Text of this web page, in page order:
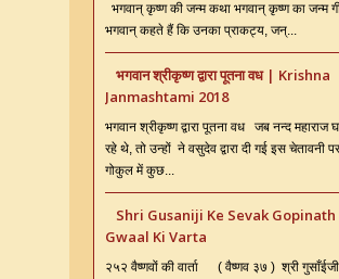
भगवान् कृष्ण की जन्म कथा भगवान् कृष्ण का जन्म
भगवान् कहते हैं कि उनका प्राकट्य, जन्...
भगवान श्रीकृष्ण द्वारा पूतना वध | Krishna
Janmashtami 2018
भगवान श्रीकृष्ण द्वारा पूतना वध जब नन्द महाराज
रहे थे, तो उन्हों ने वसुदेव द्वारा दी गई इस चेतावनी
गोकुल में कुछ...
Shri Gusaniji Ke Sevak Gopinath
Gwaal Ki Varta
२५२ वैष्णवों की वार्ता ( वैष्णव ३७ ) श्री